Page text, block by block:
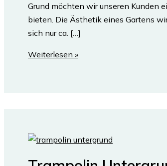
Grund möchten wir unseren Kunden
bieten. Die Ästhetik eines Gartens
sich nur ca. […]
Trampolin
Anleitung
Weiterlesen »